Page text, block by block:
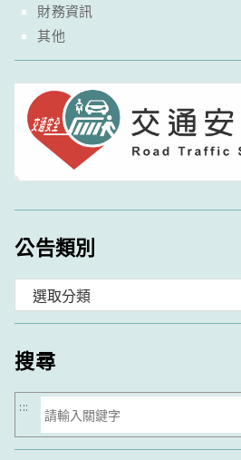
財務資訊
其他
公告類別
類
搜尋
搜
尋
:::